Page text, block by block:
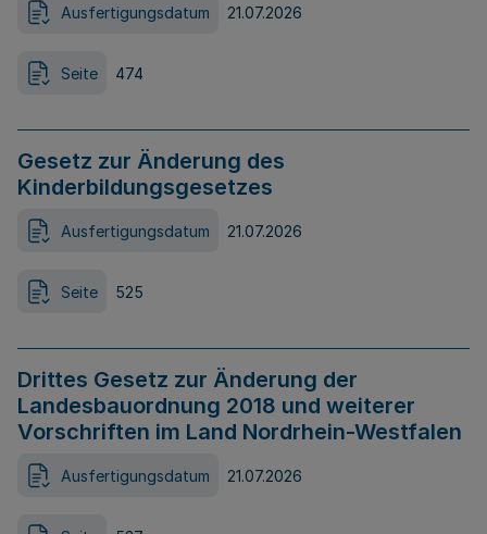
Ausfertigungsdatum 21.07.2026
Seite 474
Gesetz zur Änderung des
Kinderbildungsgesetzes
Ausfertigungsdatum 21.07.2026
Seite 525
Drittes Gesetz zur Änderung der
Landesbauordnung 2018 und weiterer
Vorschriften im Land Nordrhein-Westfalen
Ausfertigungsdatum 21.07.2026